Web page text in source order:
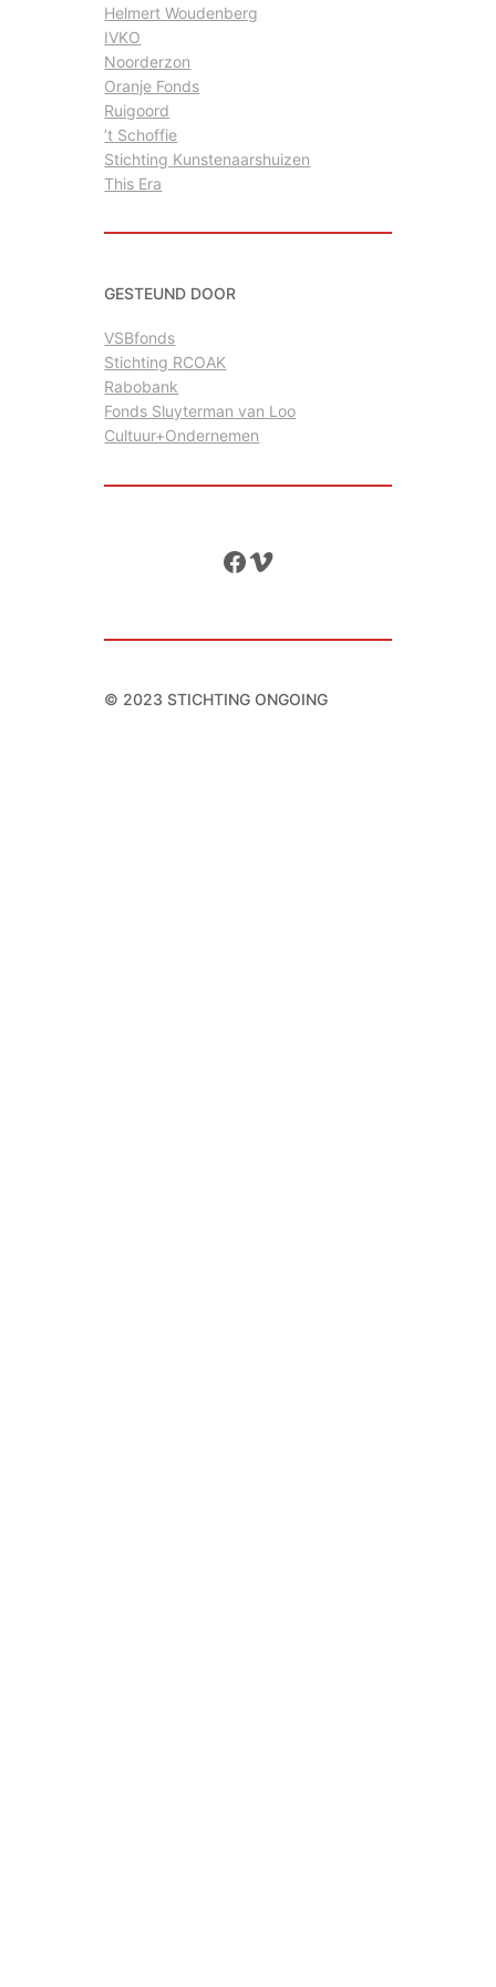
Helmert Woudenberg
IVKO
Noorderzon
Oranje Fonds
Ruigoord
’t Schoffie
Stichting Kunstenaarshuizen
This Era
GESTEUND DOOR
VSBfonds
Stichting RCOAK
Rabobank
Fonds Sluyterman van Loo
Cultuur+Ondernemen
Facebook Vimeo
© 2023 STICHTING ONGOING